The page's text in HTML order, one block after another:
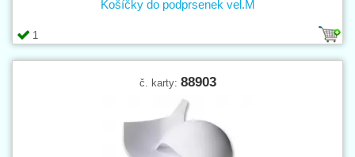
1
Košíčky do podprsenek vel.M
č. karty: 88903